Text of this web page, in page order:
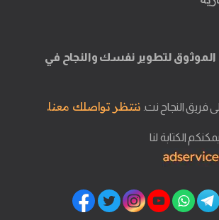
الموثوق لتطوير نفسك والنجاح في
فريق النجاح نت. ننتظر تواصلك معنا.
الكتابة لنا